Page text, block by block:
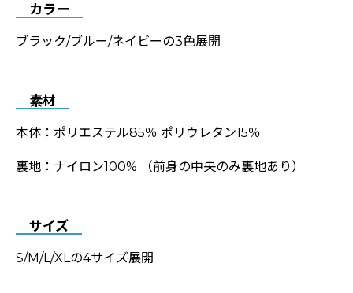
カラー
ブラック/ブルー/ネイビーの3色展開
素材
本体：ポリエステル85％ ポリウレタン15％
裏地：ナイロン100% （前身の中央のみ裏地あり）
サイズ
S/M/L/XLの4サイズ展開